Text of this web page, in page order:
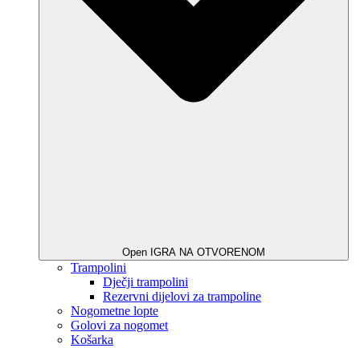
Open IGRA NA OTVORENOM
Trampolini
Dječji trampolini
Rezervni dijelovi za trampoline
Nogometne lopte
Golovi za nogomet
Košarka